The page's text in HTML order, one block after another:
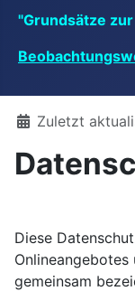
"Grundsätze
DetailsZuletzt
Diese
gemeinsam